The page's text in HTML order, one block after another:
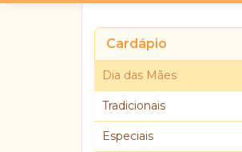
Cardápio
Dia das Mães
Tradicionais
Especiais